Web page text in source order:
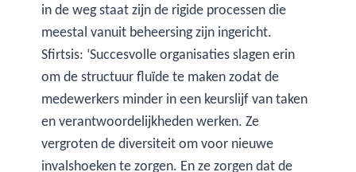
in de weg staat zijn de rigide processen die
meestal vanuit beheersing zijn ingericht.
Sfirtsis: ‘Succesvolle organisaties slagen erin
om de structuur fluïde te maken zodat de
medewerkers minder in een keurslijf van taken
en verantwoordelijkheden werken. Ze
vergroten de diversiteit om voor nieuwe
invalshoeken te zorgen. En ze zorgen dat de